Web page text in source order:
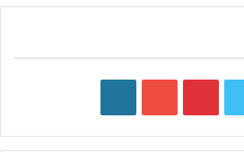
و
ی
و
ر